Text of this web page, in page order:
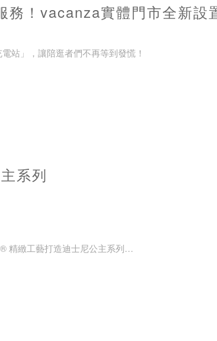
務！vacanza實體門市全新設
站」，讓陪逛者們不再等到發慌！
逛者心甘情願陪妳逛街！
系列
精緻工藝打造迪士尼公主系列